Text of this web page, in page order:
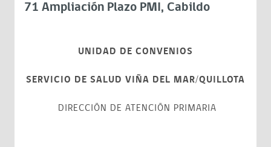
71 Ampliación Plazo PMI, Cabildo
UNIDAD DE CONVENIOS
SERVICIO DE SALUD VIÑA DEL MAR/QUILLOTA
DIRECCIÓN DE ATENCIÓN PRIMARIA